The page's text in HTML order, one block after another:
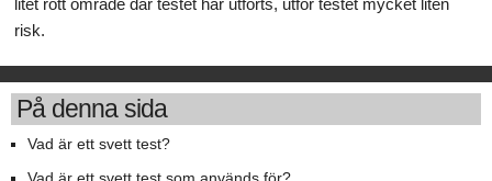
litet rött område där testet har utförts, utför testet mycket liten
risk.
På denna sida
Vad är ett svett test?